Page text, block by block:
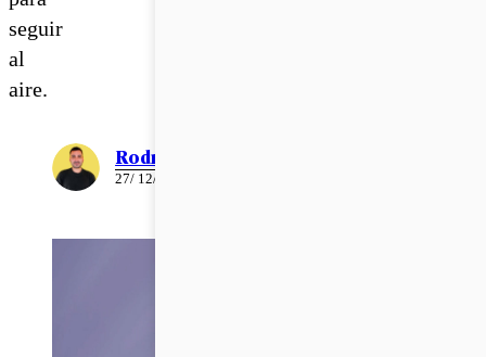
seguir
al
aire.
Rodrigo León
27/ 12/ 2020